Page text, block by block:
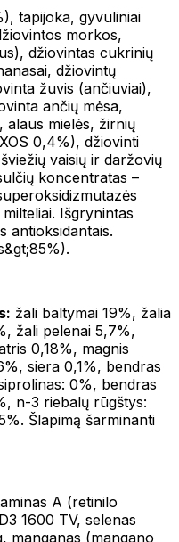
tapijoka, gyvuliniai
morkos,
džiovintas cukrinių
džiovintų
žuvis (ančiuviai),
ančių mėsa,
alaus mielės, žirnių
0,4%), džiovinti
vaisių ir daržovių
koncentratas –
Išgrynintas
antioksidantais.
žali baltymai 19%, žalia
žali pelenai 5,7%,
0,18%, magnis
siera 0,1%, bendras
0%, bendras
n-3 riebalų rūgštys:
Šlapimą šarminanti
A (retinilo
1600 TV, selenas
manganas (mangano